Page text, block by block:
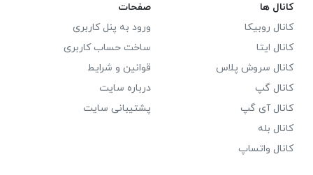
کانال ها
کانال روبیکا
کانال ایتا
کانال سروش پلاس
کانال گپ
کانال آی گپ
کانال بله
کانال واتساپ
صفحات
ورود به پنل کاربری
ساخت حساب کاربری
قوانین و شرایط
درباره سایت
پشتیبانی سایت